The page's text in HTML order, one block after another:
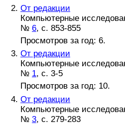
От редакции
Компьютерные
№ 6, с. 853-855
Просмотров за год: 6.
От редакции
Компьютерные
№ 1, с. 3-5
Просмотров за год: 10.
От редакции
Компьютерные
№ 3, с. 279-283